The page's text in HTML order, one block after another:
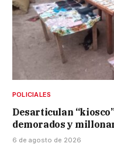
POLICIALES
Desarticulan
demorados y
6 de agosto de 2026